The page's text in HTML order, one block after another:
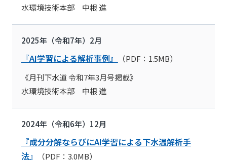
水環境技術本部 中根 進
2025年（令和7年）2月
『AI学習による解析事例』
（PDF：1.5MB）
《月刊下水道 令和7年3月号掲載》
水環境技術本部 中根 進
2024年（令和6年）12月
『成分分解ならびにAI学習による下水温解析手
法』
（PDF：3.0MB）